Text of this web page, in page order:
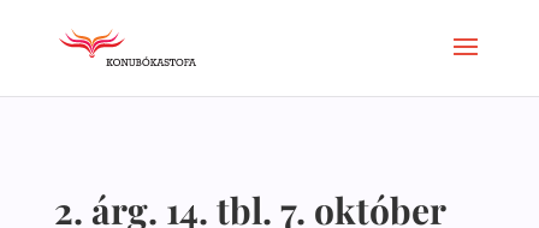
2. árg. 14. tbl. 7. október